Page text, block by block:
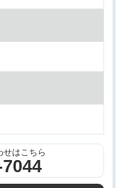
せはこちら